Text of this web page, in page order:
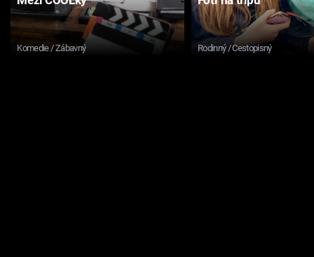
Komedie / Zábavný Rodinný / Cestopisný